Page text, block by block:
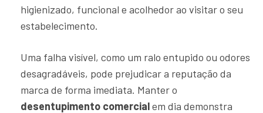
higienizado, funcional e acolhedor ao visitar o seu
estabelecimento.
Uma falha visível, como um ralo entupido ou odores
desagradáveis, pode prejudicar a reputação da
marca de forma imediata. Manter o
desentupimento comercialem dia demonstra